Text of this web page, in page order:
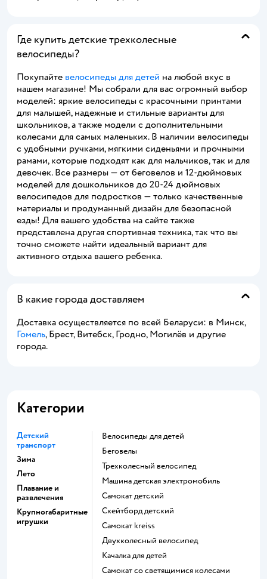
Где купить детские трехколесные
велосипеды?
Покупайте велосипеды для детей на любой вкус в
нашем магазине! Мы собрали для вас огромный выбор
моделей: яркие велосипеды с красочными принтами
для малышей, надежные и стильные варианты для
школьников, а также модели с дополнительными
колесами для самых маленьких. В наличии велосипеды
с удобными ручками, мягкими сиденьями и прочными
рамами, которые подходят как для мальчиков, так и для
девочек. Все размеры — от беговелов и 12-дюймовых
моделей для дошкольников до 20-24 дюймовых
велосипедов для подростков — только качественные
материалы и продуманный дизайн для безопасной
езды! Для вашего удобства на сайте также
представлена другая спортивная техника, так что вы
точно сможете найти идеальный вариант для
активного отдыха вашего ребенка.
В какие города доставляем
Доставка осуществляется по всей Беларуси: в Минск,
Гомель, Брест, Витебск, Гродно, Могилёв и другие
города.
Категории
Детский
транспорт
Зима
Лето
Плавание и
развлечения
Крупногабаритные
игрушки
Велосипеды для детей
Беговелы
Трехколесный велосипед
Машина детская электромобиль
Самокат детский
Скейтборд детский
Самокат kreiss
Двухколесный велосипед
Качалка для детей
Самокат со светящимися колесами